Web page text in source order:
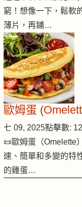
窮！想像一下，鬆軟
薄片，再鋪…
歐姆蛋
七 09, 2025點擊數:
📜歐姆蛋（Omelette
速、簡單和多變的特
的雞蛋…